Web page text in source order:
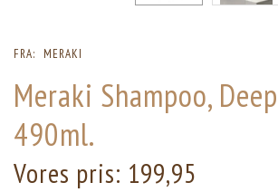
FRA: MERAKI
Meraki Shampoo,
490ml.
Vores pris: 199,95